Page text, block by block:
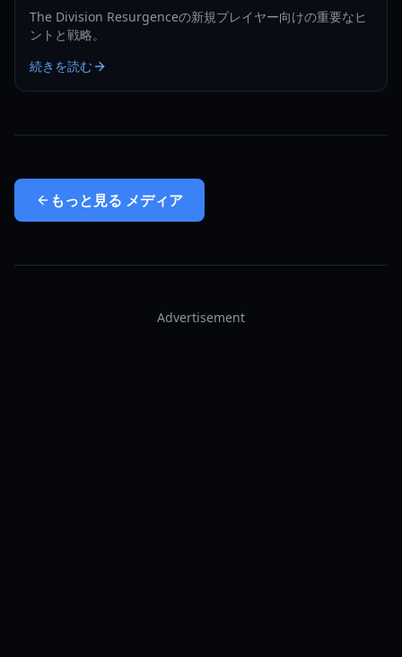
The Division Resurgenceの新規プレイヤー向けの重要なヒ
ントと戦略。
続きを読む
もっと見る メディア
Advertisement